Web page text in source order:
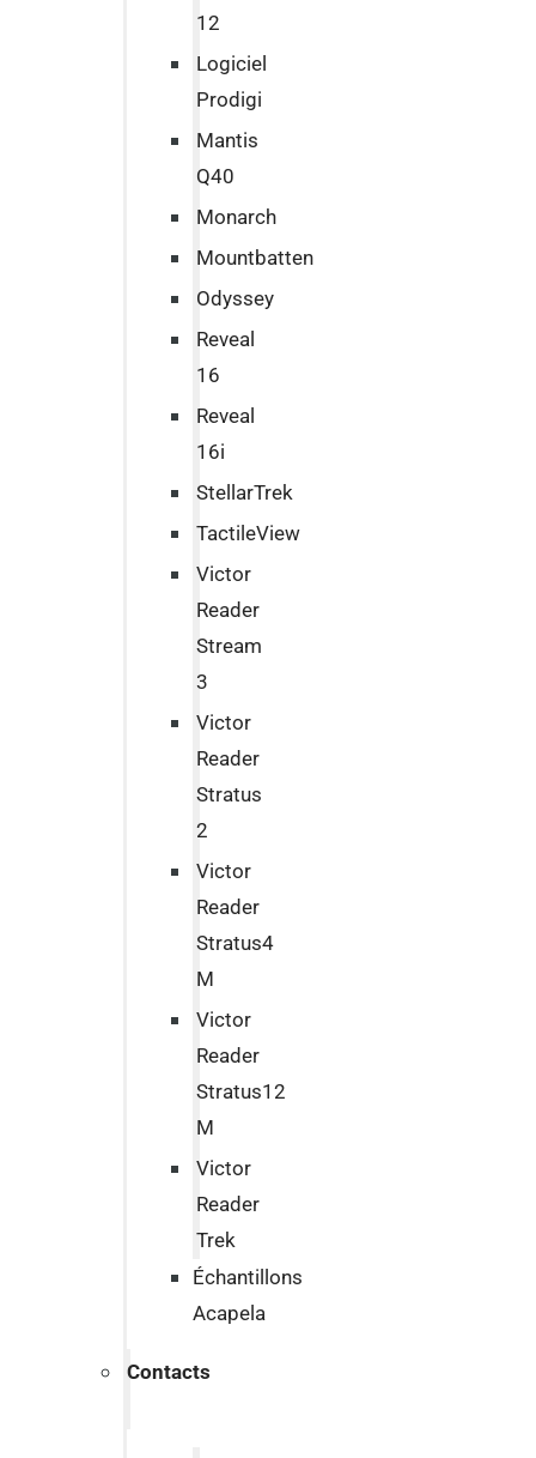
12
Logiciel
Prodigi
Mantis
Q40
Monarch
Mountbatten
Odyssey
Reveal
16
Reveal
16i
StellarTrek
TactileView
Victor
Reader
Stream
3
Victor
Reader
Stratus
2
Victor
Reader
Stratus4
M
Victor
Reader
Stratus12
M
Victor
Reader
Trek
Échantillons
Acapela
Contacts